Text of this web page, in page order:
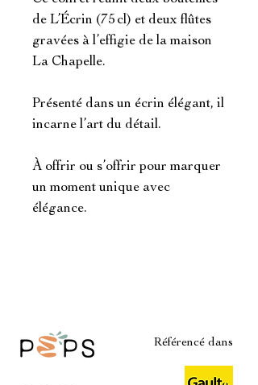
de L’Écrin (75 cl) et deux flûtes
gravées à l’effigie de la maison
La Chapelle.
Présenté dans un écrin élégant, il
incarne l’art du détail.
À offrir ou s’offrir pour marquer
un moment unique avec
élégance.
Référencé dans